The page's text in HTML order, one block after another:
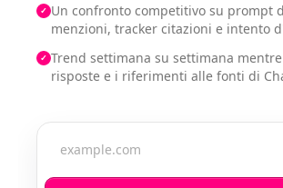
✓ Un confronto competitivo su prompt
menzioni, tracker citazioni e intento
✓ Trend settimana su settimana
risposte e i riferimenti alle fonti di